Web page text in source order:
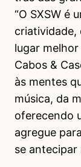
“O SXSW é
criatividade,
lugar
Cabos &
às mentes
música, da
oferecendo
agregue
se antecipar